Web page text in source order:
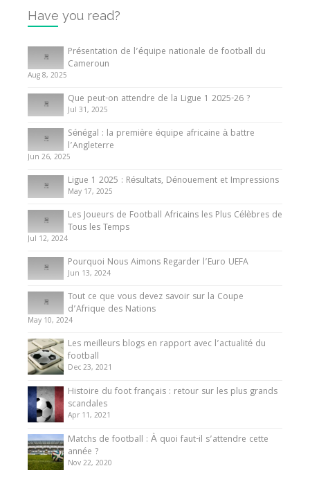
Internationales
Tout ce que vous devez savoir sur la Coupe
d’Afrique des Nations
10 May 2024
Internationales
Présentation de l’équipe nationale de football
du Cameroun
8 August 2025
Have you read?
Présentation de l’équipe nationale de football du
Cameroun
Aug 8, 2025
Que peut-on attendre de la Ligue 1 2025-26 ?
Jul 31, 2025
Sénégal : la première équipe africaine à battre
l’Angleterre
Jun 26, 2025
Ligue 1 2025 : Résultats, Dénouement et Impressions
May 17, 2025
Les Joueurs de Football Africains les Plus Célèbres de
Tous les Temps
Jul 12, 2024
Pourquoi Nous Aimons Regarder l’Euro UEFA
Jun 13, 2024
Tout ce que vous devez savoir sur la Coupe
d’Afrique des Nations
May 10, 2024
Les meilleurs blogs en rapport avec l’actualité du
football
Dec 23, 2021
Histoire du foot français : retour sur les plus grands
scandales
Apr 11, 2021
Matchs de football : À quoi faut-il s’attendre cette
année ?
Nov 22, 2020